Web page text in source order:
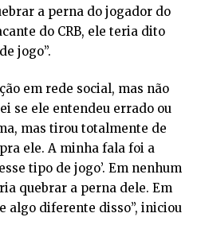
a perna do jogador do
do CRB, ele teria dito
jogo”.
em rede social, mas não
se ele entendeu errado ou
mas tirou totalmente de
ele. A minha fala foi a
tipo de jogo’. Em nenhum
quebrar a perna dele. Em
algo diferente disso”, iniciou